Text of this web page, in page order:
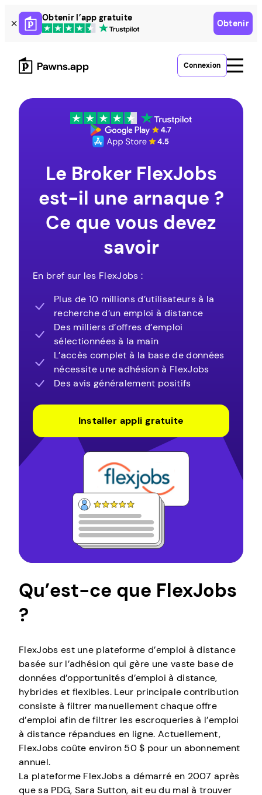
Skip
to
content
Obtenir l’app gratuite
Obtenir
Connexion
Le Broker FlexJobs
est-il une arnaque ?
Ce que vous devez
savoir
En bref sur les FlexJobs :
Plus de 10 millions d’utilisateurs à la
recherche d’un emploi à distance
Des milliers d’offres d’emploi
sélectionnées à la main
L’accès complet à la base de données
nécessite une adhésion à FlexJobs
Des avis généralement positifs
Installer appli gratuite
Qu’est-ce que FlexJobs
?
FlexJobs est une plateforme d’emploi à distance
basée sur l’adhésion qui gère une vaste base de
données d’opportunités d’emploi à distance,
hybrides et flexibles. Leur principale contribution
consiste à filtrer manuellement chaque offre
d’emploi afin de filtrer les escroqueries à l’emploi
à distance répandues en ligne. Actuellement,
FlexJobs coûte environ 50 $ pour un abonnement
annuel.
La plateforme FlexJobs a démarré en 2007 après
que sa PDG, Sara Sutton, ait eu du mal à trouver